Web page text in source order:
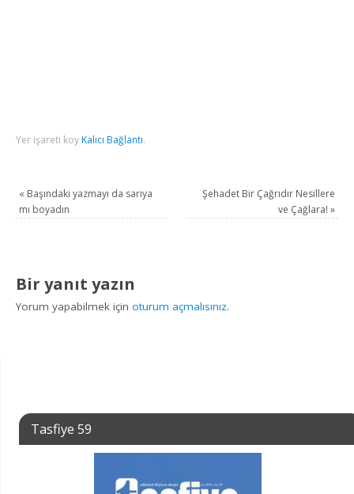
Yer işareti koy Kalıcı Bağlantı.
« Başındaki yazmayı da sarıya
mı boyadın
Şehadet Bir Çağrıdır Nesillere
ve Çağlara! »
Bir yanıt yazın
Yorum yapabilmek içinoturum açmalısınız.
Tasfiye 59